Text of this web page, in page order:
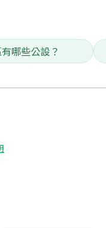
哪些公設？